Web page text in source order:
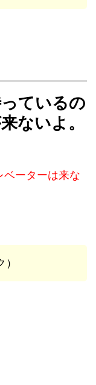
ているの
ないよ。
ーターは来な